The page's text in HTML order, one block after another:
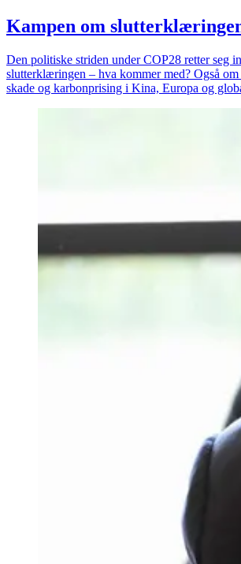
Kampen om
Den politiske striden under COP28 retter seg
slutterklæringen – hva kommer med? Også
skade og karbonprising i Kina, Europa og